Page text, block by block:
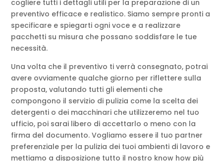
cogliere tutti i dettagli utili per la preparazione di un
preventivo efficace e realistico. Siamo sempre pronti a
specificare e spiegarti ogni voce e a realizzare
pacchetti su misura che possano soddisfare le tue
necessità.
Una volta che il preventivo ti verrà consegnato, potrai
avere ovviamente qualche giorno per riflettere sulla
proposta, valutando tutti gli elementi che
compongono il servizio di pulizia come la scelta dei
detergenti o dei macchinari che utilizzeremo nel tuo
ufficio, poi sarai libero di accettarlo o meno con la
firma del documento. Vogliamo essere il tuo partner
preferenziale per la pulizia dei tuoi ambienti di lavoro e
mettiamo a disposizione tutto il nostro know how più